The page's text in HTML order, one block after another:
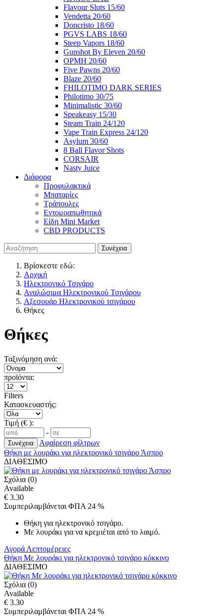
Flavour Sluts 15/60
Vendetta 20/60
Doncristo 18/60
PGVS LABS 18/60
Steep Vapors 18/60
Gunshot By Eleven 20/60
ΟΡΜΗ 20/60
Five Pawns 20/60
Blaze 20/60
FHILOTIMO DARK SERIES
Philotimo 30/75
Minimalistic 30/60
Speakeasy 15/30
Steam Train 24/120
Vape Train Express 24/120
Asylum 30/60
8 Βall Flavor Shots
CORSAIR
Nasty Juice
Διάφορα
Προφυλακτικά
Μπαταρίες
Τράπουλες
Εντομοαπωθητικά
Είδη Mini Market
CBD PRODUCTS
Βρίσκεστε εδώ:
Αρχική
Ηλεκτρονικό Τσιγάρο
Αναλώσιμα Ηλεκτρονικού Τσιγάρου
Αξεσουάρ Ηλεκτρονικού τσιγάρου
Θήκες
Θήκες
Ταξινόμηση ανά:
προϊόντα:
Filters
Κατασκευαστής:
Τιμή (€ ):
-
Αφαίρεση φίλτρων
Θήκη με λουράκι για ηλεκτρονικό τσιγάρο Άσπρο
ΔΙΑΘΕΣΙΜΟ
Σχόλια (0)
Available
€ 3.30
Συμπεριλαμβάνεται ΦΠΑ 24 %
Θήκη για ηλεκτρονικό τσιγάρο.
Με λουράκι για να κρεμιέται από το λαιμό.
Αγορά Λεπτομέρειες
Θήκη Με λουράκι για ηλεκτρονικό τσιγάρο κόκκινο
ΔΙΑΘΕΣΙΜΟ
Σχόλια (0)
Available
€ 3.30
Συμπεριλαμβάνεται ΦΠΑ 24 %